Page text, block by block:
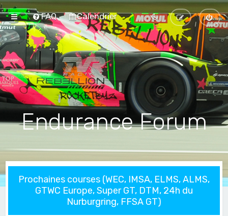
FAQ Calendrier
Endurance Forum
Prochaines courses (WEC, IMSA, ELMS, ALMS,
GTWC Europe, Super GT, DTM, 24h du
Nurburgring, FFSA GT)